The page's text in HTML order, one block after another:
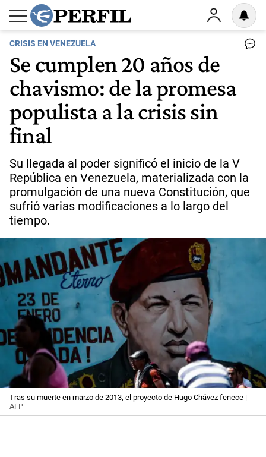
CRISIS EN VENEZUELA
Se cumplen 20 años de
chavismo: de la promesa
populista a la crisis sin
final
Su llegada al poder significó el inicio de la V
República en Venezuela, materializada con la
promulgación de una nueva Constitución, que
sufrió varias modificaciones a lo largo del
tiempo.
Tras su muerte en marzo de 2013, el proyecto de Hugo Chávez fenece |
AFP